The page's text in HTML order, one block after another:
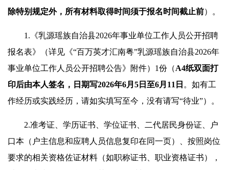
除特别规定外，所有材料取得时间须于报名 时间截止前）。
1.《乳源瑶族自治县2026年事业单位工作人员公开招聘
报名表》（详见《“百万英才汇南粤”乳源瑶族自治县2026年
事业单位工作人员公开招聘公告》附件）1份（A4纸双面打
印后由本人签名， 日期写2026年6月 5 日至6月 11 日 。如有工
作经历或实践经历，请如实填写至今，没有请写“待业”）。
2.准考证、学历证书、学位证书、二代居民身份证、户
口本（户主信息和应聘人员信息复印在同一页）、按照岗位
要求的相关资格佐证材料（如职称证书、职业资格证书），